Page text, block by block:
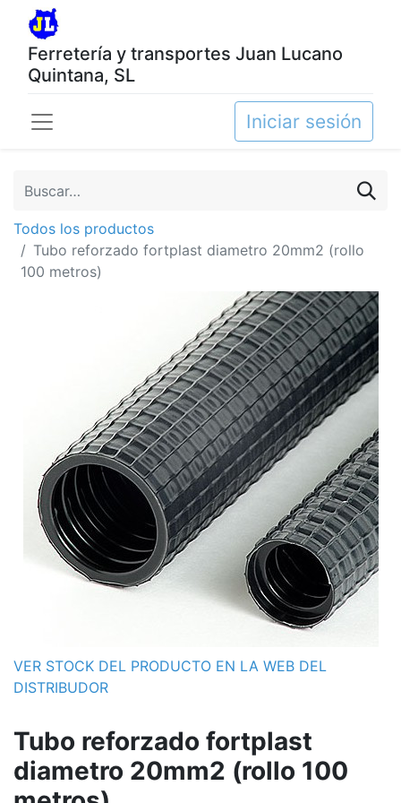
Ferretería y transportes Juan Lucano
Quintana, SL
Iniciar sesión
Todos los productos
Tubo reforzado fortplast diametro 20mm2 (rollo
100 metros)
VER STOCK DEL PRODUCTO EN LA WEB DEL
DISTRIBUDOR
Tubo reforzado fortplast
diametro 20mm2 (rollo 100